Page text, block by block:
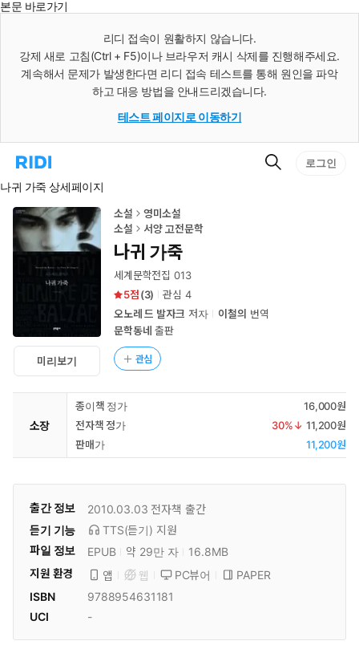
본문 바로가기
리디 접속이 원활하지 않습니다.
강제 새로 고침(Ctrl + F5)이나 브라우저 캐시 삭제를 진행해주세요.
계속해서 문제가 발생한다면 리디 접속 테스트를 통해 원인을 파악
하고 대응 방법을 안내드리겠습니다.
테스트 페이지로 이동하기
리
홈
로
이
동
검
로그인
나귀 가죽 상세페이지
미리보기
소설
영미소설
소설
서양 고전문학
나귀 가죽
세계문학전집 013
5
(3) 관심 4
오노레 드 발자크 저자 이철의 번역
문학동네 출판
관심
소장
종이책 정가
16,000원
전자책 정가
30%↓ 11,200원
판매가
11,200원
출간 정보 2010.03.03 전자책 출간
듣기 기능
TTS(듣기) 지원
파일 정보
EPUB 약 29만 자
16.8MB
지원 환경
앱 웹 PC뷰어
PAPER
ISBN
9788954631181
UCI
-